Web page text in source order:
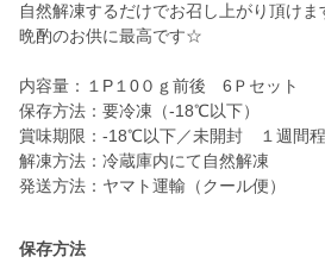
自然解凍するだけでお召し上がり頂けま
晩酌のお供に最高です☆
内容量：１P１0０ｇ前後 6Ｐセット
保存方法：要冷凍（-18℃以下）
賞味期限：-18℃以下／未開封 １週間
解凍方法：冷蔵庫内にて自然解凍
発送方法：ヤマト運輸（クール便）
保存方法